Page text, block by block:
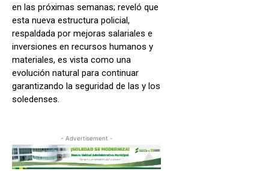
en las próximas semanas; reveló que
esta nueva estructura policial,
respaldada por mejoras salariales e
inversiones en recursos humanos y
materiales, es vista como una
evolución natural para continuar
garantizando la seguridad de las y los
soledenses.
- Advertisement -